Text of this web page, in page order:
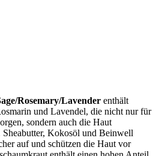
Rosemary/Lavender enthält
und Lavendel, die nicht nur für
sondern auch die Haut
Kokosöl und Beinwell
auf und schützen die Haut vor